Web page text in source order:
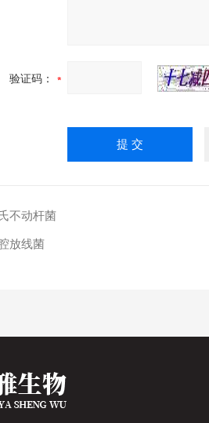
验证码：
不动杆菌
放线菌